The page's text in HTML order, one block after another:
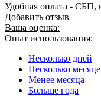
Удобная оплата - СБП,
Добавить отзыв
Ваша оценка:
Опыт использования:
Несколько дней
Несколько
Менее месяца
Больше года